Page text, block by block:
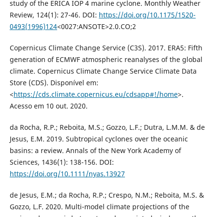
study of the ERICA IOP 4 marine cyclone. Monthly Weather
Review, 124(1): 27-46. DOI: https://doi.org/10.1175/1520-
0493(1996)124<0027:ANSOTE>2.0.CO;2
Copernicus Climate Change Service (C3S). 2017. ERA5: Fifth
generation of ECMWF atmospheric reanalyses of the global
climate. Copernicus Climate Change Service Climate Data
Store (CDS). Disponível em:
<https://cds.climate.copernicus.eu/cdsapp#!/home>.
Acesso em 10 out. 2020.
da Rocha, R.P.; Reboita, M.S.; Gozzo, L.F.; Dutra, L.M.M. & de
Jesus, E.M. 2019. Subtropical cyclones over the oceanic
basins: a review. Annals of the New York Academy of
Sciences, 1436(1): 138-156. DOI:
https://doi.org/10.1111/nyas.13927
de Jesus, E.M.; da Rocha, R.P.; Crespo, N.M.; Reboita, M.S. &
Gozzo, L.F. 2020. Multi-model climate projections of the